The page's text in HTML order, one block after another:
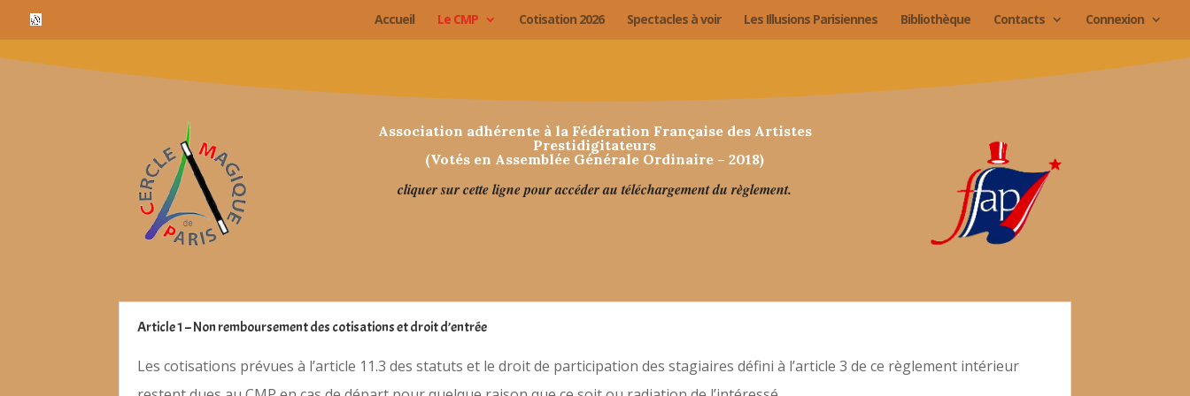
cn_cookies_accepted() Accueil Le CMP Cotisation 2026 Spectacles à voir Les Illusions Parisiennes Bibliothèque Contacts Connexion
Association adhérente à la Fédération Française des Artistes
Prestidigitateurs
(Votés en Assemblée Générale Ordinaire – 2018)
cliquer sur cette ligne pour accéder au téléchargement du règlement.
Article 1 – Non remboursement des cotisations et droit d’entrée
Les cotisations prévues à l’article 11.3 des statuts et le droit de participation des stagiaires défini à l’article 3 de ce règlement intérieur